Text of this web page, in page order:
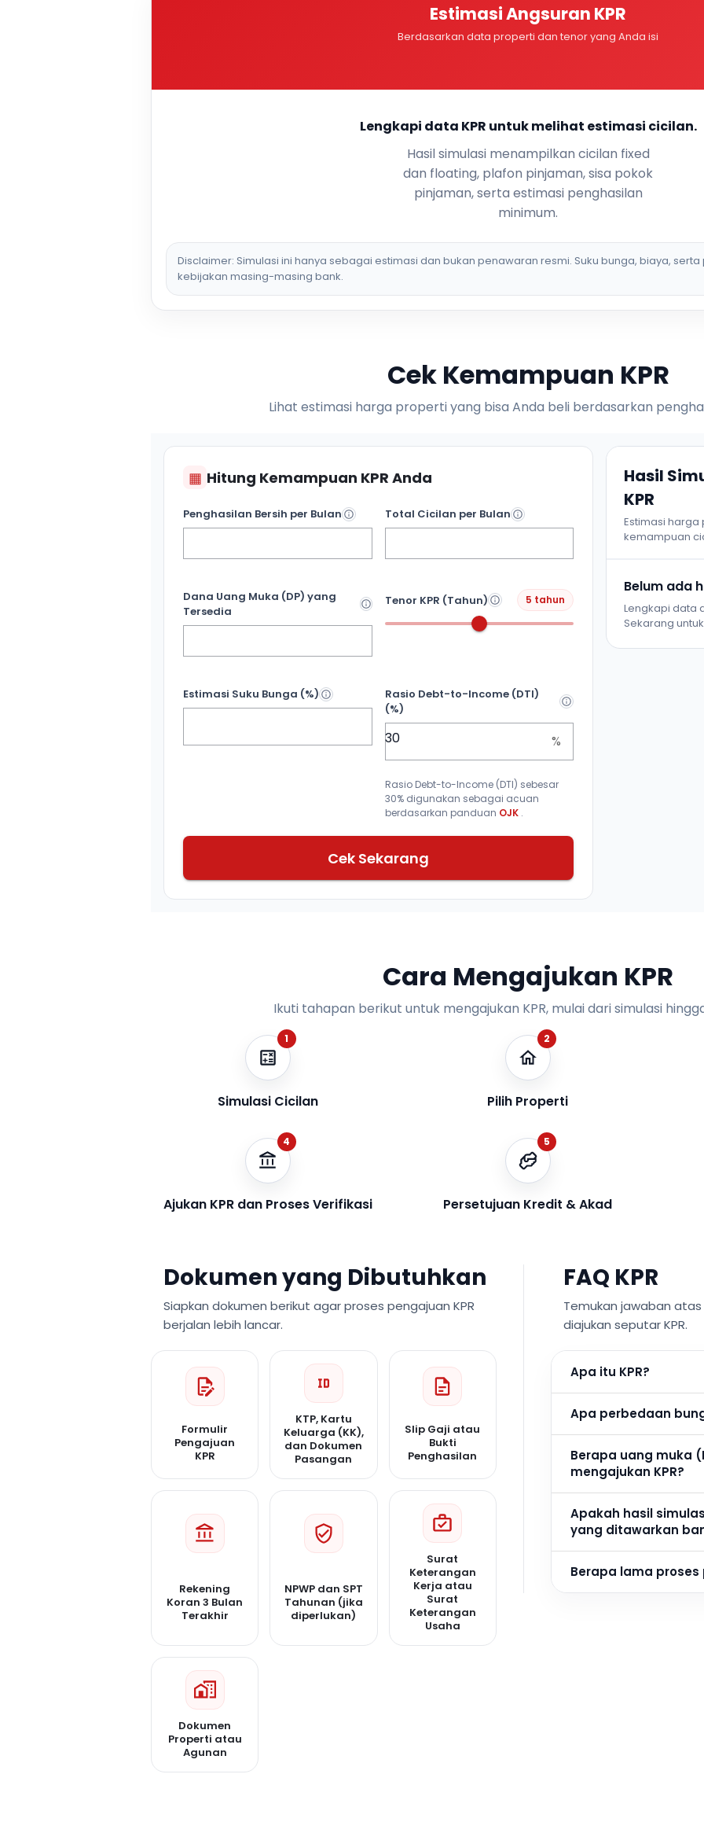
Estimasi Angsuran KPR
Berdasarkan data properti dan tenor yang Anda isi
Lengkapi data KPR untuk melihat estimasi cicilan.
Hasil simulasi menampilkan cicilan fixed
dan floating, plafon pinjaman, sisa pokok
pinjaman, serta estimasi penghasilan
minimum.
Disclaimer: Simulasi ini hanya sebagai estimasi dan bukan penawaran resmi. Suku bunga, biaya,
kebijakan masing-masing bank.
Cek Kemampuan KPR
Lihat estimasi harga properti yang bisa Anda beli berdasarkan
▦ Hitung Kemampuan KPR Anda
Penghasilan Bersih per Bulan Total Cicilan per Bulan
Dana Uang Muka (DP) yang
Tersedia
Tenor KPR (Tahun) 5 tahun
Estimasi Suku Bunga (%)
Rasio Debt-to-Income (DTI)
(%)
%
Rasio Debt-to-Income (DTI) sebesar
30% digunakan sebagai acuan
berdasarkan panduan OJK .
Cek Sekarang
Hasil
KPR
Estimasi
kemampuan
Belum ada
Lengkapi data
Sekarang
Cara Mengajukan KPR
Ikuti tahapan berikut untuk mengajukan KPR, mulai dari simulasi
1
Simulasi Cicilan
2
Pilih Properti
4
Ajukan KPR dan Proses Verifikasi
5
Persetujuan Kredit & Akad
Dokumen yang Dibutuhkan
Siapkan dokumen berikut agar proses pengajuan KPR
berjalan lebih lancar.
Formulir
Pengajuan
KPR
KTP, Kartu
Keluarga (KK),
dan Dokumen
Pasangan
Slip Gaji atau
Bukti
Penghasilan
Rekening
Koran 3 Bulan
Terakhir
NPWP dan SPT
Tahunan (jika
diperlukan)
Surat
Keterangan
Kerja atau
Surat
Keterangan
Usaha
Dokumen
Properti atau
Agunan
FAQ KPR
Temukan jawaban
diajukan seputar KPR.
Apa itu KPR?
Apa perbedaan
Berapa uang muka
mengajukan KPR?
Apakah hasil
yang ditawarkan
Berapa lama proses